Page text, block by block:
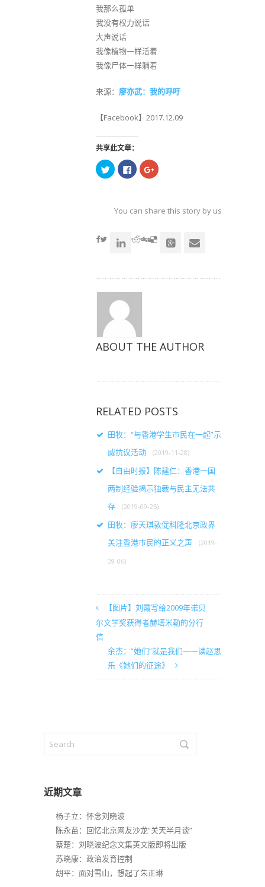
我那么孤单
我没有权力说话
大声说话
我像植物一样活着
我像尸体一样躺着
来源： 廖亦武：我的呼吁
【Facebook】2017.12.09
共享此文章：
点
击
共
享
窗
口
点
击
共
享
窗
口
点
击
共
享
窗
口
You can share this story by using your
ABOUT THE AUTHOR
RELATED POSTS
田牧：“与香港学生市民在一起”示
威抗议活动
(2019-11-28)
【自由时报】陈建仁：香港一国
两制经验揭示独裁与民主无法共
存
(2019-09-25)
田牧：廖天琪敦促科隆北京政界
关注香港市民的正义之声
(2019-
09-06)
【图片】刘霞写给2009年诺贝
尔文学奖获得者赫塔米勒的分行
信
余杰：“她们”就是我们——读赵思
乐《她们的征途》
近期文章
杨子立：怀念刘晓波
陈永苗：回忆北京网友沙龙“关天半月谈”
蔡楚：刘晓波纪念文集英文版即将出版
苏晓康：政治发育控制
胡平：面对雪山，想起了朱正琳